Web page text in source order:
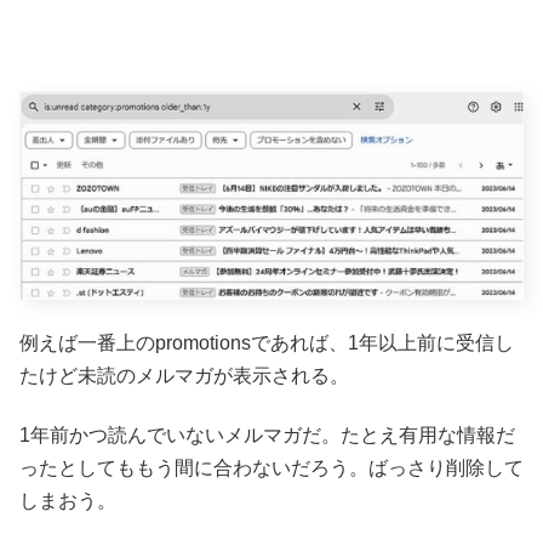
例えば一番上のpromotionsであれば、1年以上前に受信し
たけど未読のメルマガが表示される。
1年前かつ読んでいないメルマガだ。たとえ有用な情報だ
ったとしてももう間に合わないだろう。ばっさり削除して
しまおう。